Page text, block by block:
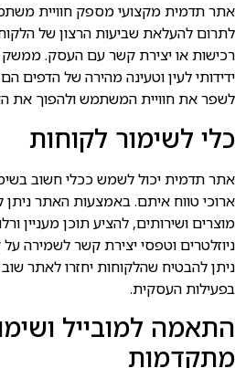
אתר תדמית מקצועי מספק חוויית
לתרום להעלאת שביעות הרצון של
רכישות או יצירת קשר עם העסק. ממשק
ידידותי לעין וטעינה מהירה של הדפים
לשפר את חוויית המשתמש ולהפוך את
כלי לשימור לקוחות
אתר תדמית יכול לשמש ככלי חשוב
ארוכי טווח איתם. באמצעות האתר
מוצרים ושירותים, להציע תוכן מעניין
ניוזלטרים וטפסי יצירת קשר לשמירה
ניתן להבטיח שהלקוחות יחזרו לאתר שוב
בפעילות העסקית.
התאמה למובייל
מתקדמות